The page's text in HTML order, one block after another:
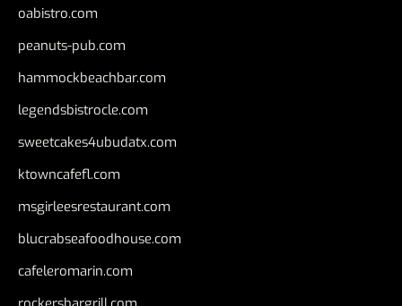
oabistro.com
peanuts-pub.com
hammockbeachbar.com
legendsbistrocle.com
sweetcakes4ubudatx.com
ktowncafefl.com
msgirleesrestaurant.com
blucrabseafoodhouse.com
cafeleromarin.com